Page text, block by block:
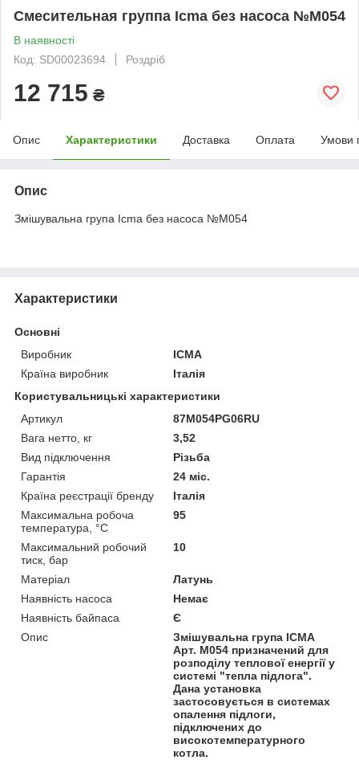
Смесительная группа Icma без насоса №M054
В наявності
Код: SD00023694
Роздріб
12 715 ₴
Опис Характеристики Доставка Оплата Умови
Опис
Змішувальна група Icma без насоса №M054
Характеристики
Основні
Виробник
ICMA
Країна виробник
Італія
Користувальницькі характеристики
Артикул
87M054PG06RU
Вага нетто, кг
3,52
Вид підключення
Різьба
Гарантія
24 міс.
Країна реєстрації бренду
Італія
Максимальна робоча
температура, °C
95
Максимальний робочий
тиск, бар
10
Матеріал
Латунь
Наявність насоса
Немає
Наявність байпаса
Є
Опис
Змішувальна група ICMA
Арт. M054 призначений для
розподілу теплової енергії у
системі "тепла підлога".
Дана установка
застосовується в системах
опалення підлоги,
підключених до
високотемпературного
котла.